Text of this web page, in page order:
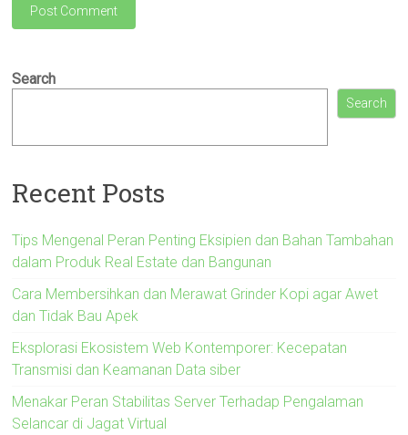
Search
Search
Recent Posts
Tips Mengenal Peran Penting Eksipien dan Bahan Tambahan
dalam Produk Real Estate dan Bangunan
Cara Membersihkan dan Merawat Grinder Kopi agar Awet
dan Tidak Bau Apek
Eksplorasi Ekosistem Web Kontemporer: Kecepatan
Transmisi dan Keamanan Data siber
Menakar Peran Stabilitas Server Terhadap Pengalaman
Selancar di Jagat Virtual